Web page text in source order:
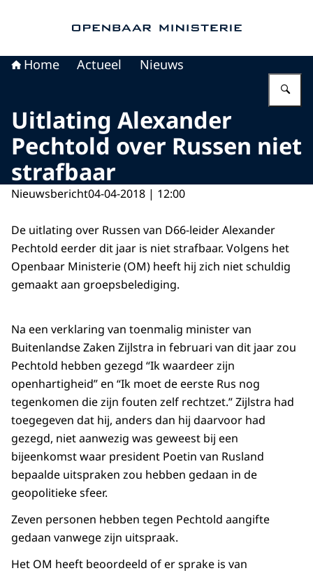
Home Actueel Nieuws
Uitlating Alexander
Pechtold over Russen niet
strafbaar
Nieuwsbericht04-04-2018 | 12:00
De uitlating over Russen van D66-leider Alexander
Pechtold eerder dit jaar is niet strafbaar. Volgens het
Openbaar Ministerie (OM) heeft hij zich niet schuldig
gemaakt aan groepsbelediging.
Na een verklaring van toenmalig minister van
Buitenlandse Zaken Zijlstra in februari van dit jaar zou
Pechtold hebben gezegd “Ik waardeer zijn
openhartigheid” en “Ik moet de eerste Rus nog
tegenkomen die zijn fouten zelf rechtzet.” Zijlstra had
toegegeven dat hij, anders dan hij daarvoor had
gezegd, niet aanwezig was geweest bij een
bijeenkomst waar president Poetin van Rusland
bepaalde uitspraken zou hebben gedaan in de
geopolitieke sfeer.
Zeven personen hebben tegen Pechtold aangifte
gedaan vanwege zijn uitspraak.
Het OM heeft beoordeeld of er sprake is van